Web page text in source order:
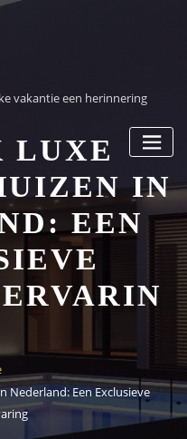
vakantie een herinnering
LUXE
IN
EEN
Nederland: Een Exclusieve